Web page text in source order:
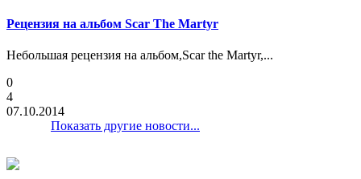
Рецензия на альбом Scar The Martyr
Небольшая рецензия на альбом,Scar the Martyr,...
0
4
07.10.2014
Показать другие новости...